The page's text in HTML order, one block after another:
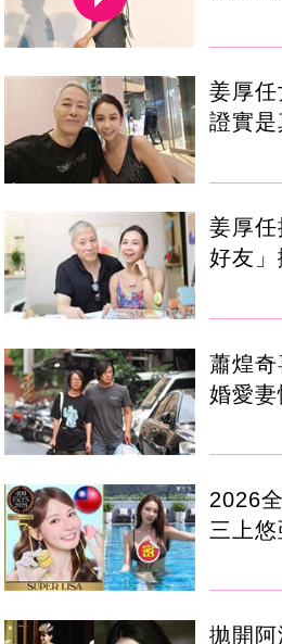
姜厚
證實
姜厚
好友
蕭煌
婚愛妻
2026
三上
拋開